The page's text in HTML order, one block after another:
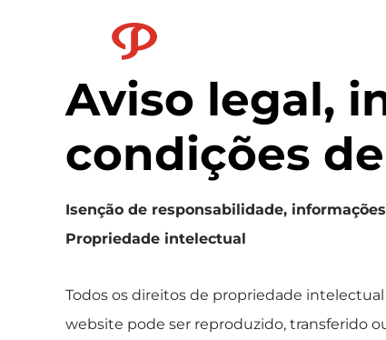
Aviso legal,
condições
Isenção de responsabilidade,
Propriedade intelectual
Todos os direitos de propriedade
website pode ser reproduzido, transferido